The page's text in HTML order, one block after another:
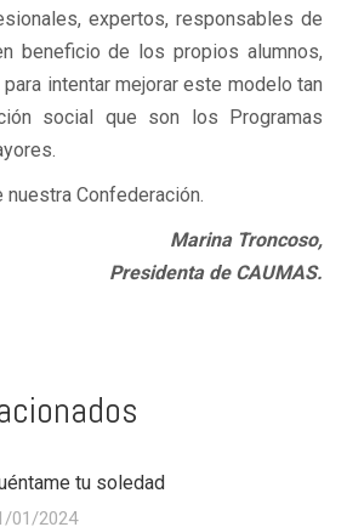
expertos, responsables de
beneficio de los propios alumnos,
intentar mejorar este modelo tan
social que son los Programas
Confederación.
Marina Troncoso,
Presidenta de CAUMAS.
tu soledad
01/2024